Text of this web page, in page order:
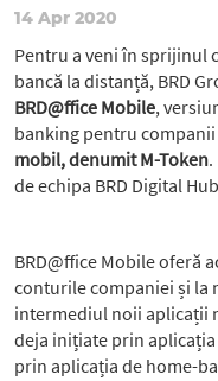
14 Apr 2020
Pentru a veni în sprijinul
bancă la distanță, BRD
BRD@ffice Mobile,
banking pentru companii
mobil, denumit M-Token
de echipa BRD Digital
BRD@ffice Mobile oferă
conturile companiei și la
intermediul noii aplicații
deja inițiate prin
prin aplicația de home-